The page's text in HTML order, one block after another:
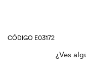
CÓDIGO E03172
¿Ves